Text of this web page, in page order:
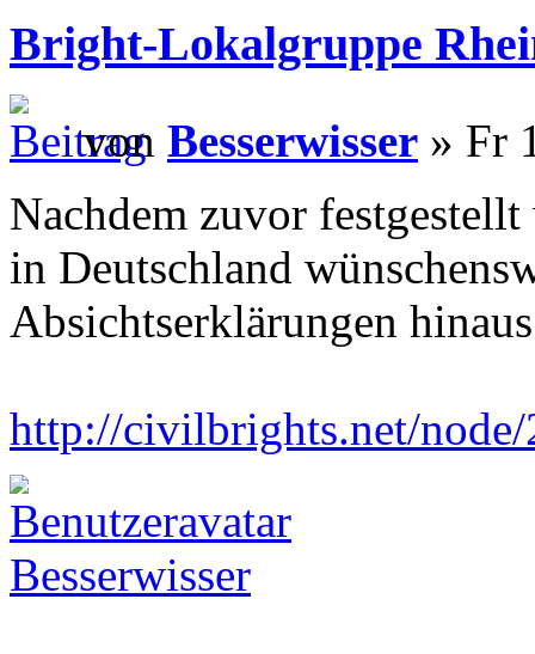
Bright-Lokalgruppe
von Besserwisser » Fr
Nachdem zuvor
in Deutschland
Absichtserklärungen
http://civilbrights.net/node/
Besserwisser